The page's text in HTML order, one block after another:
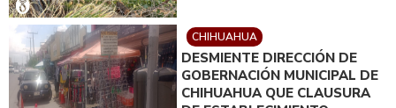
CHIHUAHUA
DESMIENTE DIRECCIÓN DE
GOBERNACIÓN MUNICIPAL DE
CHIHUAHUA QUE CLAUSURA